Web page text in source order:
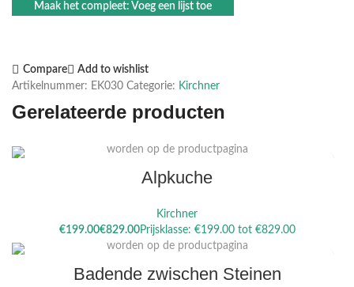
Maak het compleet: Voeg een lijst toe
Compare
Add to wishlist
Artikelnummer: EK030 Categorie: Kirchner
Gerelateerde producten
worden op de productpagina
Alpkuche
Kirchner
€
€
Dit product heeft meerdere variaties. Deze optie kan gekozen
worden op de productpagina
Badende zwischen Steinen